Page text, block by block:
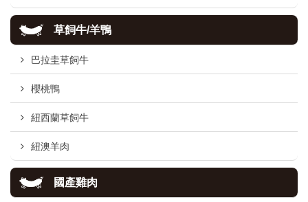
草飼牛/羊鴨
巴拉圭草飼牛
櫻桃鴨
紐西蘭草飼牛
紐澳羊肉
國產雞肉